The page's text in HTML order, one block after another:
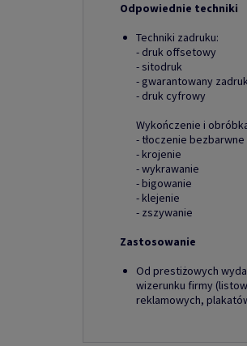
Odpowiednie techniki
Techniki zadruku:
- druk offsetowy
- sitodruk
- gwarantowany
- druk cyfrowy
Wykończenie i
- tłoczenie bezbarwne
- krojenie
- wykrawanie
- bigowanie
- klejenie
- zszywanie
Zastosowanie
Od prestiżowych
wizerunku firmy
reklamowych,